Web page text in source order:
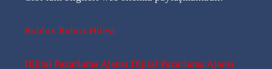
Roblox Robux Hilesi
Dijital Pazarlama Ajansı Dijital Pazarlama Ajansı